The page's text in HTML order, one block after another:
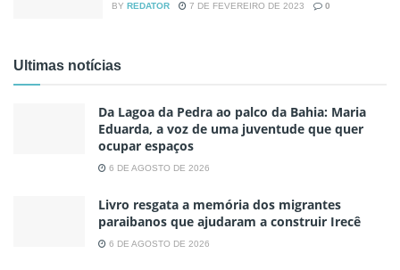
BY REDATOR 7 DE FEVEREIRO DE 2023 0
Ultimas notícias
Da Lagoa da Pedra ao palco da Bahia: Maria
Eduarda, a voz de uma juventude que quer
ocupar espaços
6 DE AGOSTO DE 2026
Livro resgata a memória dos migrantes
paraibanos que ajudaram a construir Irecê
6 DE AGOSTO DE 2026